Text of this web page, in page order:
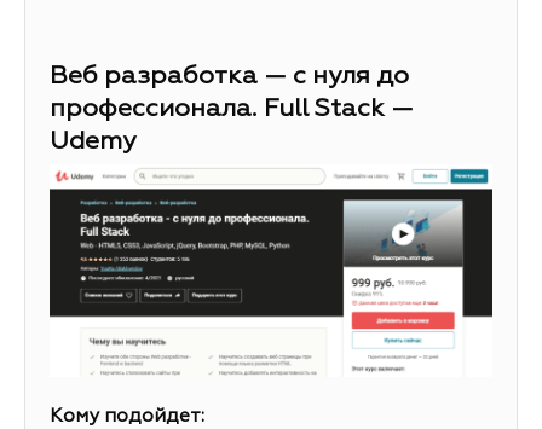
Веб разработка — с нуля до
профессионала. Full Stack —
Udemy
Кому подойдет: